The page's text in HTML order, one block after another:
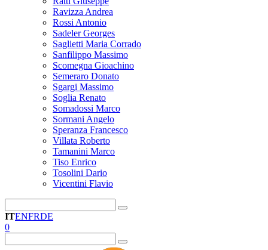
Ravizza Andrea
Rossi Antonio
Sadeler Georges
Saglietti Maria Corrado
Sanfilippo Massimo
Scomegna Gioachino
Semeraro Donato
Sgargi Massimo
Soglia Renato
Somadossi Marco
Sormani Angelo
Speranza Francesco
Villata Roberto
Tamanini Marco
Tiso Enrico
Tosolini Dario
Vicentini Flavio
ITENFRDE
0